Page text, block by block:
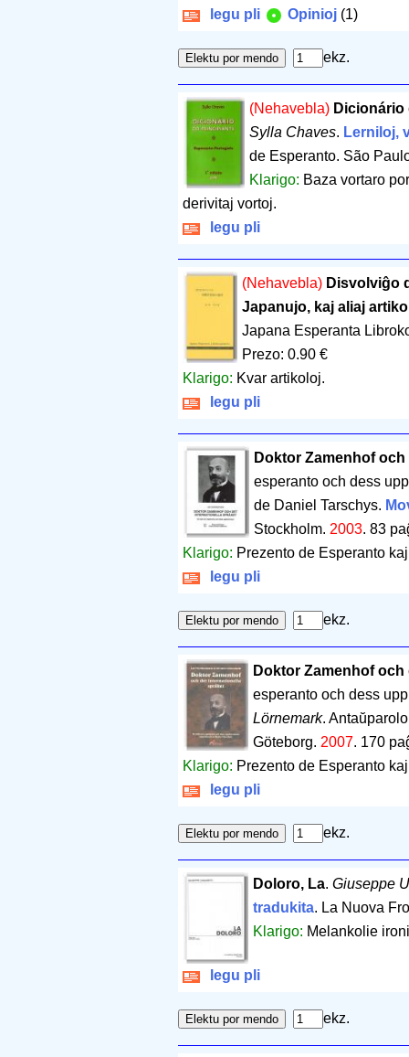
legu pli
Opinioj (1)
ekz.
(Nehavebla)
Sylla Chaves. Lerniloj,
de Esperanto. São
Klarigo: Baza vortaro
derivitaj vortoj.
legu pli
(Nehavebla) Disvolviĝo
Japanujo, kaj aliaj
Japana Esperanta
Prezo: 0.90 €
Klarigo: Kvar artikoloj.
legu pli
Doktor Zamenhof
esperanto och dess
de Daniel Tarschys.
Stockholm. 2003. 83
Klarigo: Prezento de Esperanto
legu pli
ekz.
Doktor Zamenhof
esperanto och dess
Lörnemark.
Göteborg. 2007. 170
Klarigo: Prezento de Esperanto
legu pli
ekz.
Doloro, La. Giuseppe
tradukita. La Nuova
Klarigo: Melankolie
legu pli
ekz.